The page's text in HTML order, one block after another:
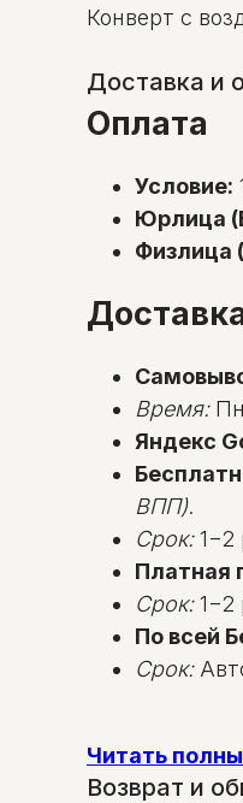
Конверт с
Доставка и
Оплата
Условие:
Юрлица
Физлица
Время:
Яндекс
ВПП).
Срок:1−2
Платная
Срок:1−2
По всей
Срок:
Читать
Возврат и